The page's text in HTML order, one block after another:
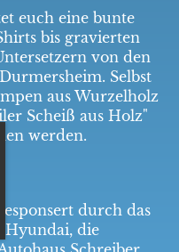
euch eine bunte
bis gravierten
von den
Selbst
aus Wurzelholz
Scheiß aus Holz"
werden.
durch das
Hyundai, die